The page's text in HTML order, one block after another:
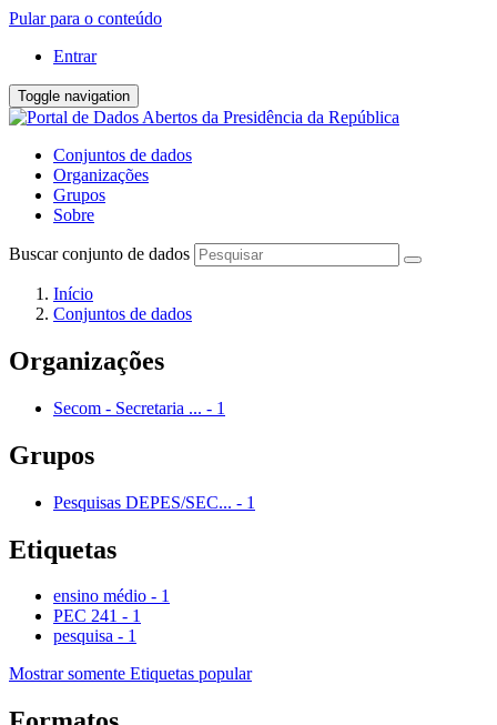
Pular para o conteúdo
Entrar
Toggle navigation
Conjuntos de dados
Organizações
Grupos
Sobre
Buscar conjunto de dados
Início
Conjuntos de dados
Organizações
Secom - Secretaria ... - 1
Grupos
Pesquisas DEPES/SEC... - 1
Etiquetas
ensino médio - 1
PEC 241 - 1
pesquisa - 1
Mostrar somente Etiquetas popular